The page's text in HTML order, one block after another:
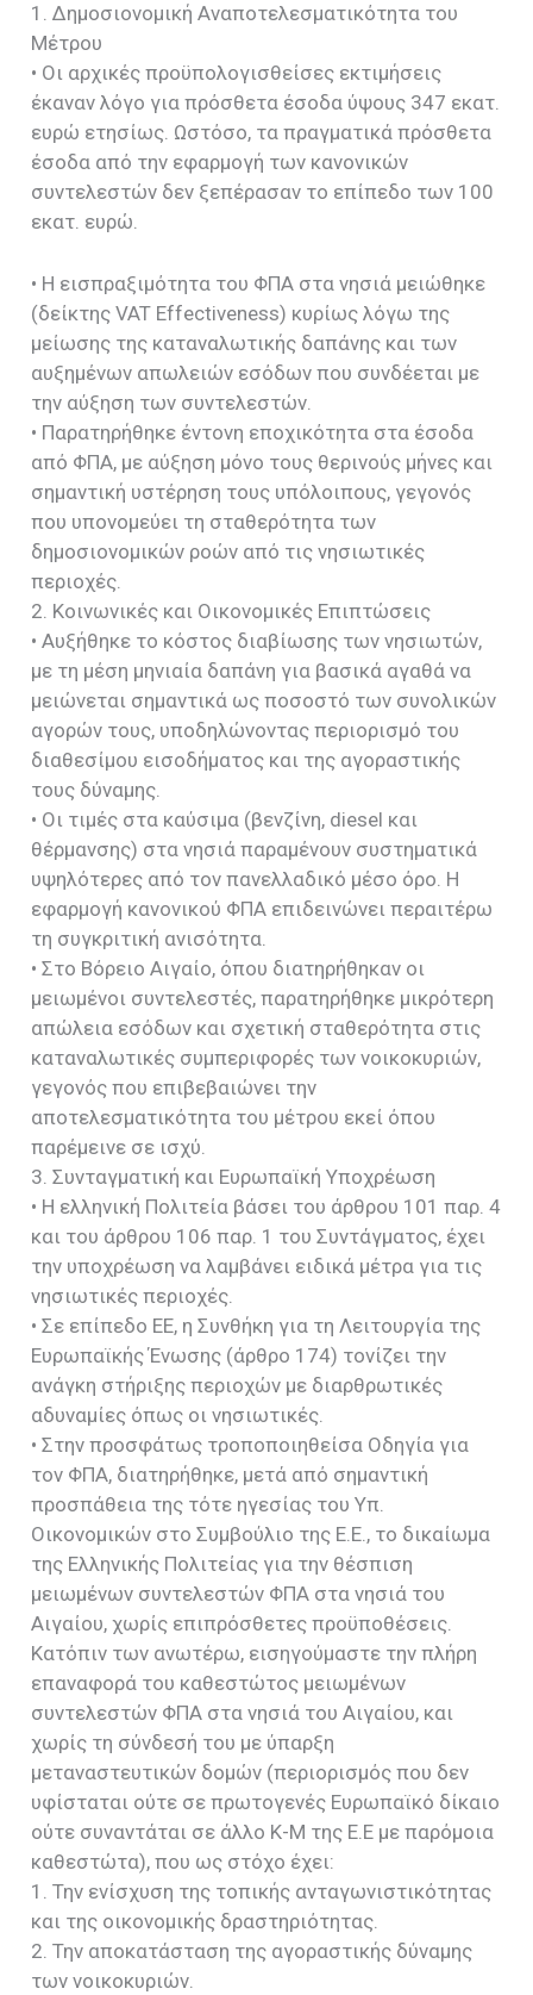
1. Δημοσιονομική Αναποτελεσματικότητα του
Μέτρου
• Οι αρχικές προϋπολογισθείσες εκτιμήσεις
έκαναν λόγο για πρόσθετα έσοδα ύψους 347 εκατ.
ευρώ ετησίως. Ωστόσο, τα πραγματικά πρόσθετα
έσοδα από την εφαρμογή των κανονικών
συντελεστών δεν ξεπέρασαν το επίπεδο των 100
εκατ. ευρώ.
• Η εισπραξιμότητα του ΦΠΑ στα νησιά μειώθηκε
(δείκτης VAT Effectiveness) κυρίως λόγω της
μείωσης της καταναλωτικής δαπάνης και των
αυξημένων απωλειών εσόδων που συνδέεται με
την αύξηση των συντελεστών.
• Παρατηρήθηκε έντονη εποχικότητα στα έσοδα
από ΦΠΑ, με αύξηση μόνο τους θερινούς μήνες και
σημαντική υστέρηση τους υπόλοιπους, γεγονός
που υπονομεύει τη σταθερότητα των
δημοσιονομικών ροών από τις νησιωτικές
περιοχές.
2. Κοινωνικές και Οικονομικές Επιπτώσεις
• Αυξήθηκε το κόστος διαβίωσης των νησιωτών,
με τη μέση μηνιαία δαπάνη για βασικά αγαθά να
μειώνεται σημαντικά ως ποσοστό των συνολικών
αγορών τους, υποδηλώνοντας περιορισμό του
διαθεσίμου εισοδήματος και της αγοραστικής
τους δύναμης.
• Οι τιμές στα καύσιμα (βενζίνη, diesel και
θέρμανσης) στα νησιά παραμένουν συστηματικά
υψηλότερες από τον πανελλαδικό μέσο όρο. Η
εφαρμογή κανονικού ΦΠΑ επιδεινώνει περαιτέρω
τη συγκριτική ανισότητα.
• Στο Βόρειο Αιγαίο, όπου διατηρήθηκαν οι
μειωμένοι συντελεστές, παρατηρήθηκε μικρότερη
απώλεια εσόδων και σχετική σταθερότητα στις
καταναλωτικές συμπεριφορές των νοικοκυριών,
γεγονός που επιβεβαιώνει την
αποτελεσματικότητα του μέτρου εκεί όπου
παρέμεινε σε ισχύ.
3. Συνταγματική και Ευρωπαϊκή Υποχρέωση
• Η ελληνική Πολιτεία βάσει του άρθρου 101 παρ. 4
και του άρθρου 106 παρ. 1 του Συντάγματος, έχει
την υποχρέωση να λαμβάνει ειδικά μέτρα για τις
νησιωτικές περιοχές.
• Σε επίπεδο ΕΕ, η Συνθήκη για τη Λειτουργία της
Ευρωπαϊκής Ένωσης (άρθρο 174) τονίζει την
ανάγκη στήριξης περιοχών με διαρθρωτικές
αδυναμίες όπως οι νησιωτικές.
• Στην προσφάτως τροποποιηθείσα Οδηγία για
τον ΦΠΑ, διατηρήθηκε, μετά από σημαντική
προσπάθεια της τότε ηγεσίας του Υπ.
Οικονομικών στο Συμβούλιο της Ε.Ε., το δικαίωμα
της Ελληνικής Πολιτείας για την θέσπιση
μειωμένων συντελεστών ΦΠΑ στα νησιά του
Αιγαίου, χωρίς επιπρόσθετες προϋποθέσεις.
Κατόπιν των ανωτέρω, εισηγούμαστε την πλήρη
επαναφορά του καθεστώτος μειωμένων
συντελεστών ΦΠΑ στα νησιά του Αιγαίου, και
χωρίς τη σύνδεσή του με ύπαρξη
μεταναστευτικών δομών (περιορισμός που δεν
υφίσταται ούτε σε πρωτογενές Ευρωπαϊκό δίκαιο
ούτε συναντάται σε άλλο Κ-Μ της Ε.Ε με παρόμοια
καθεστώτα), που ως στόχο έχει:
1. Την ενίσχυση της τοπικής ανταγωνιστικότητας
και της οικονομικής δραστηριότητας.
2. Την αποκατάσταση της αγοραστικής δύναμης
των νοικοκυριών.